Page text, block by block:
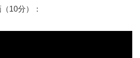
10分）：